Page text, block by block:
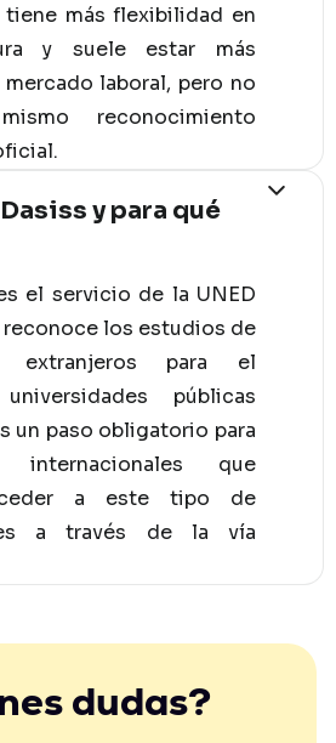
tiene más flexibilidad en
y suele estar más
laboral, pero no
reconocimiento
y para qué
el servicio de la UNED
reconoce los estudios de
extranjeros para el
públicas
un paso obligatorio para
internacionales que
a este tipo de
a través de la vía
dudas?